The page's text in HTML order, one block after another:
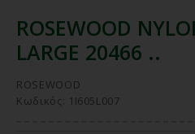
ROSEWOOD
LARGE 20466 ..
ROSEWOOD
Κωδικός: 1I605L007